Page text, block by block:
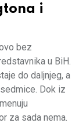
i
bez
u BiH.
do daljnjeg, a
Dok iz
za sada nema.